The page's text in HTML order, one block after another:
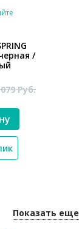
/
Руб.
Показать еще